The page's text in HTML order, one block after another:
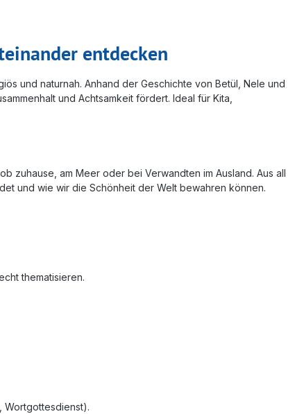
entdecken
und naturnah. Anhand der Geschichte von Betül, Nele und
und Achtsamkeit fördert. Ideal für Kita,
zuhause, am Meer oder bei Verwandten im Ausland. Aus all
und wie wir die Schönheit der Welt bewahren können.
thematisieren.
Wortgottesdienst).